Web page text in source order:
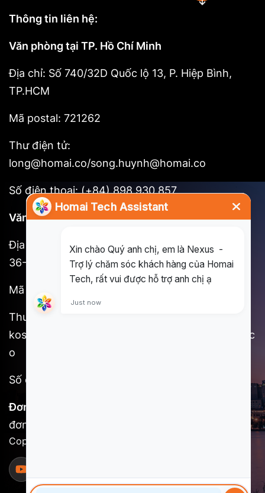
Thông tin liên hệ:
Văn phòng tại TP. Hồ Chí Minh
Địa chỉ: Số 740/32D Quốc lộ 13, P. Hiệp Bình,
TP.HCM
Mã postal: 721262
Thư điện tử:
long@homai.co/song.huynh@homai.co
Số điện thoại: (+84) 898 930 857
Văn phòng tại Tokyo
Địa chỉ: 3F, Shinjuku No. 7 Hayama Building, 1-
36-2 Shinjuku, Shinjuku-ku, Tokyo
Mã Postal: 160-0022
Thư điện tử:
kosuke.kawada@homai.co/song.huynh@homai.c
o
Số điện thoại: (+81) 9098527756
Đơn vị chịu trách nhiệm nội dung:
đơn vị trực thuộc SCSI
Copyright @ 2025 Homai Tech